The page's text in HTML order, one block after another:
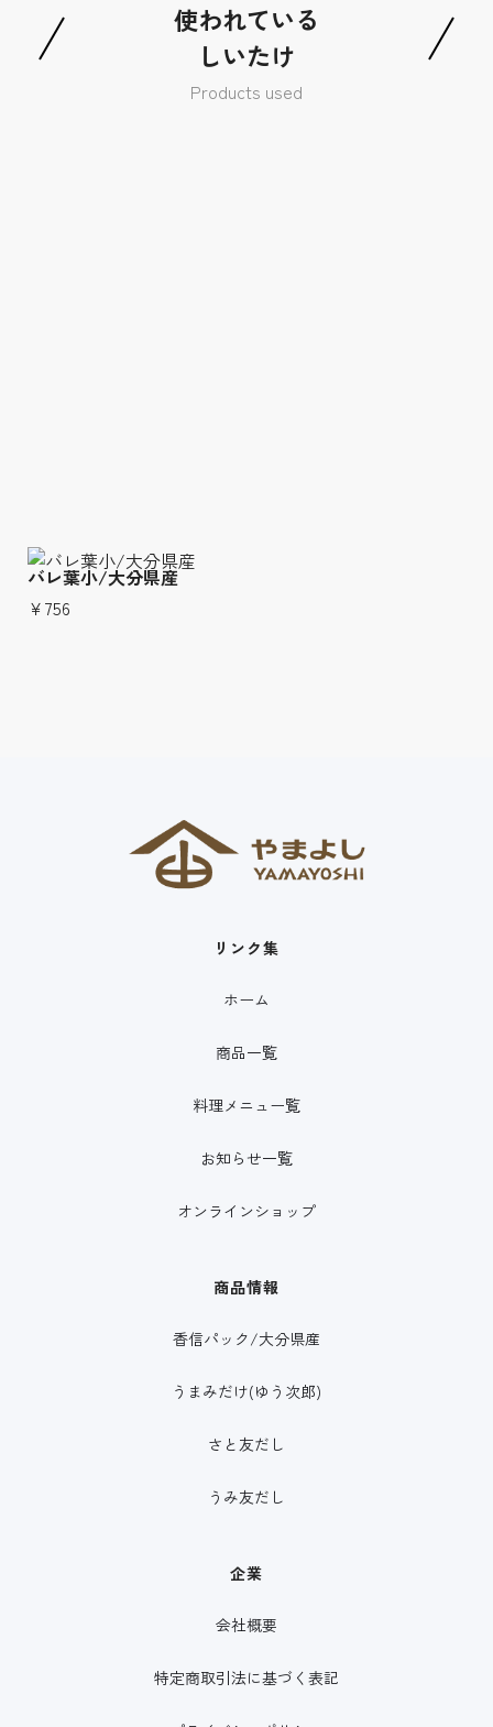
使われている
しいたけ
Products used
バレ葉小/大分県産
￥756
リンク集
ホーム
商品一覧
料理メニュー覧
お知らせ一覧
オンラインショップ
商品情報
香信パック/大分県産
うまみだけ(ゆう次郎)
さと友だし
うみ友だし
企業
会社概要
特定商取引法に基づく表記